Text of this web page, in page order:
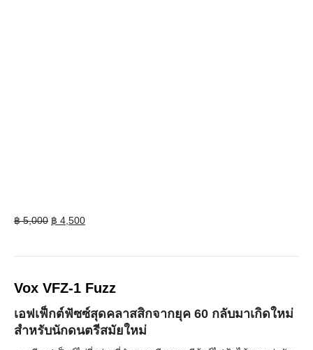
฿5,000 Original
฿ 4,500Current
Vox VFZ-1 Fuzz
เอฟเฟ็กต์ฟัซซ์สุดคลาสสิกจากยุค 60 กลับมาเกิดใหม่
สำหรับนักดนตรีสมัยใหม่